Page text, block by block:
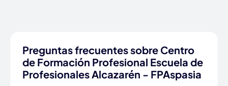
Preguntas frecuentes sobre Centro
de Formación Profesional Escuela de
Profesionales Alcazarén - FPAspasia